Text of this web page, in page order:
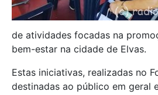
de atividades focadas na
bem-estar na cidade de Elvas.
Estas iniciativas, realizadas no
destinadas ao público em geral